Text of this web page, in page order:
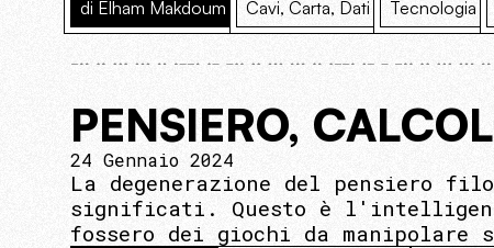
di Elham Makdoum Cavi, Carta, Dati Tecnologia
PENSIERO,
24 Gennaio 2024
La degenerazione del pensiero
significati. Questo è
fossero dei giochi da